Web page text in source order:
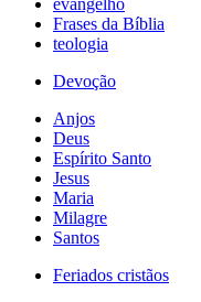
evangelho
Frases da Bíblia
teologia
Devoção
Anjos
Deus
Espírito Santo
Jesus
Maria
Milagre
Santos
Feriados cristãos